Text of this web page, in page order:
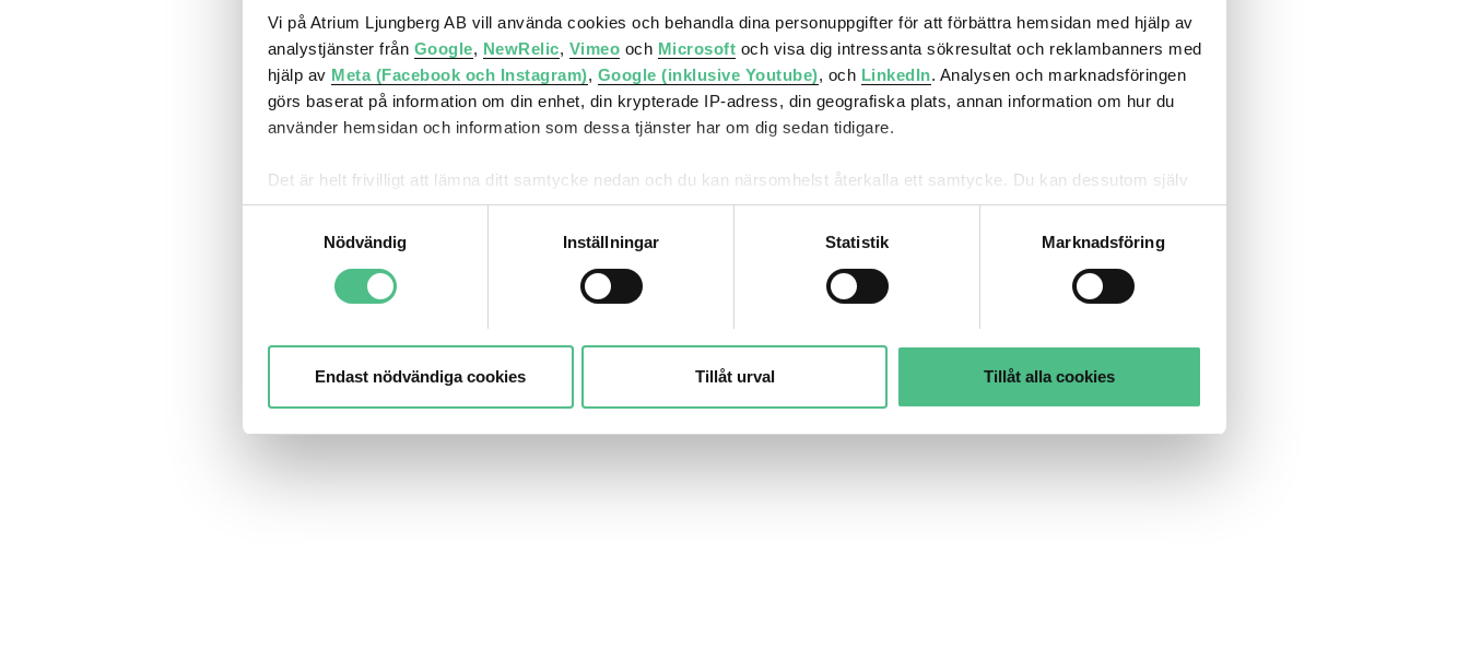
Vi på Atrium Ljungberg AB vill använda cookies och behandla dina personuppgifter för att förbättra hemsidan med hjälp av
analystjänster från Google, NewRelic, Vimeo och Microsoft och visa dig intressanta sökresultat och reklambanners med
hjälp av Meta (Facebook och Instagram), Google (inklusive Youtube), och LinkedIn. Analysen och marknadsföringen
görs baserat på information om din enhet, din krypterade IP-adress, din geografiska plats, annan information om hur du
använder hemsidan och information som dessa tjänster har om dig sedan tidigare.
Det är helt frivilligt att lämna ditt samtycke nedan och du kan närsomhelst återkalla ett samtycke. Du kan dessutom själv
kontrollera vilka cookies vi får använda genom att anpassa inställningarna.
Nödvändig
Inställningar Statistik Marknadsföring
Endast nödvändiga cookies Tillåt urval Tillåt alla cookies